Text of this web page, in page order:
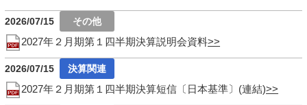
2026/07/15
2027年２月期第１四半期決算説明会資料
2026/07/15
2027年２月期第１四半期決算短信〔日本基準〕(連結)